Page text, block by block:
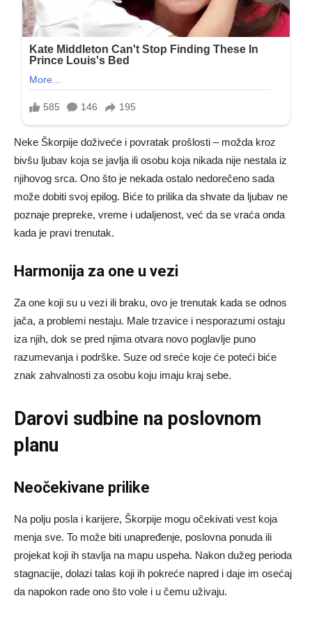
Neke Škorpije doživeće i povratak prošlosti – možda kroz
bivšu ljubav koja se javlja ili osobu koja nikada nije nestala iz
njihovog srca. Ono što je nekada ostalo nedorečeno sada
može dobiti svoj epilog. Biće to prilika da shvate da ljubav ne
poznaje prepreke, vreme i udaljenost, već da se vraća onda
kada je pravi trenutak.
Harmonija za one u vezi
Za one koji su u vezi ili braku, ovo je trenutak kada se odnos
jača, a problemi nestaju. Male trzavice i nesporazumi ostaju
iza njih, dok se pred njima otvara novo poglavlje puno
razumevanja i podrške. Suze od sreće koje će poteći biće
znak zahvalnosti za osobu koju imaju kraj sebe.
Darovi sudbine na poslovnom
planu
Neočekivane prilike
Na polju posla i karijere, Škorpije mogu očekivati vest koja
menja sve. To može biti unapređenje, poslovna ponuda ili
projekat koji ih stavlja na mapu uspeha. Nakon dužeg perioda
stagnacije, dolazi talas koji ih pokreće napred i daje im osećaj
da napokon rade ono što vole i u čemu uživaju.